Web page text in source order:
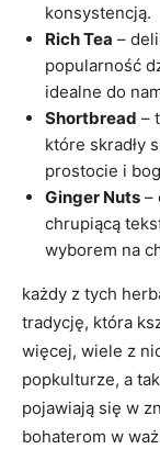
konsystencją.
Rich Tea –
popularność
idealne do
Shortbread –
które skradły
prostocie i
Ginger Nuts –
chrupiącą
wyborem na
każdy z tych
tradycję, która
więcej, wiele z
popkulturze, a
pojawiają się w
bohaterom w